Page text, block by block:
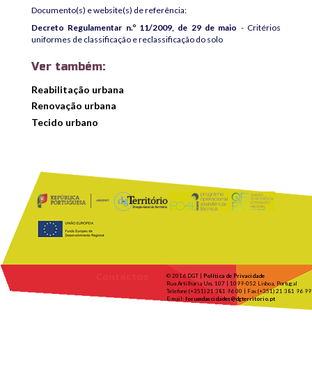
Documento(s) e website(s) de referência:
Decreto Regulamentar n.º 11/2009, de 29 de maio - Critérios
uniformes de classificação e reclassificação do solo
Ver também:
Reabilitação urbana
Renovação urbana
Tecido urbano
© 2016 DGT | Política de Privacidade
Rua Artilharia Um, 107 | 1099-052 Lisboa, Portugal
Telefone (+351) 21 381 96 00 | Fax (+351) 21 381 96 99
E-mail: forumdascidades@dgterritorio.pt